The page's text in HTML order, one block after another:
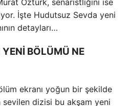
Öztürk, senaristliğini ise
İşte Hudutsuz Sevda yeni
detayları…
YENİ BÖLÜMÜ NE
ekranı yoğun bir şekilde
sevilen dizisi bu akşam yeni